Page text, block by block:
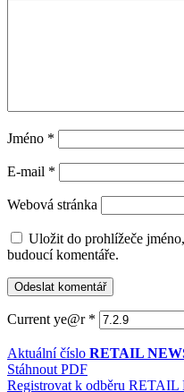
Jméno *
E-mail *
Webová stránka
Uložit do prohlížeče
budoucí komentáře.
Current ye@r *
Aktuální číslo RETAIL
Stáhnout PDF
Registrovat k odběru RETAIL